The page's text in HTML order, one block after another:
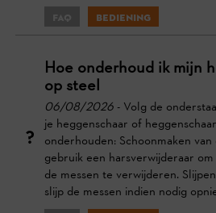
FAQ Bediening
Hoe onderhoud ik mijn
op steel
06/08/2026 - Volg de
je heggenschaar of
onderhouden: Schoonmaken van
gebruik een harsverwijderaar
de messen te verwijderen.
slijp de messen indien nodig